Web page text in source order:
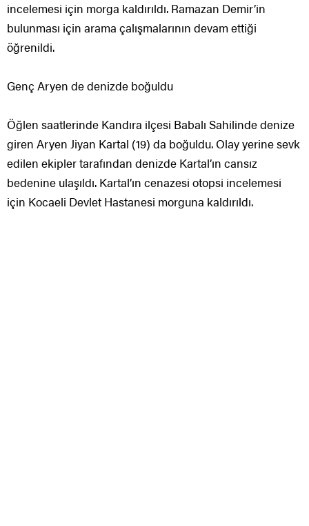
incelemesi için morga kaldırıldı. Ramazan Demir’in
bulunması için arama çalışmalarının devam ettiği
öğrenildi.
Genç Aryen de denizde boğuldu
Öğlen saatlerinde Kandıra ilçesi Babalı Sahilinde denize
giren Aryen Jiyan Kartal (19) da boğuldu. Olay yerine sevk
edilen ekipler tarafından denizde Kartal’ın cansız
bedenine ulaşıldı. Kartal’ın cenazesi otopsi incelemesi
için Kocaeli Devlet Hastanesi morguna kaldırıldı.